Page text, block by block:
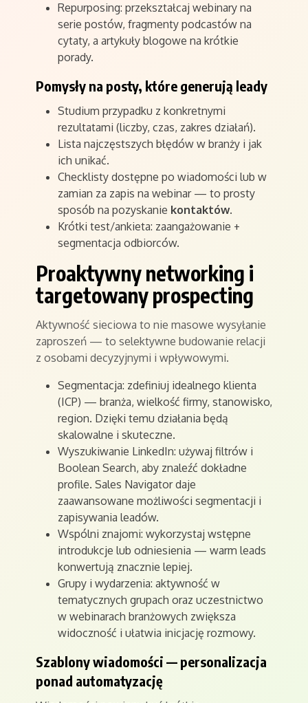
Repurposing: przekształcaj webinary na
serie postów, fragmenty podcastów na
cytaty, a artykuły blogowe na krótkie
porady.
Pomysły na posty, które generują leady
Studium przypadku z konkretnymi
rezultatami (liczby, czas, zakres działań).
Lista najczęstszych błędów w branży i jak
ich unikać.
Checklisty dostępne po wiadomości lub w
zamian za zapis na webinar — to prosty
sposób na pozyskanie kontaktów.
Krótki test/ankieta: zaangażowanie +
segmentacja odbiorców.
Proaktywny networking i
targetowany prospecting
Aktywność sieciowa to nie masowe wysyłanie
zaproszeń — to selektywne budowanie relacji
z osobami decyzyjnymi i wpływowymi.
Segmentacja: zdefiniuj idealnego klienta
(ICP) — branża, wielkość firmy, stanowisko,
region. Dzięki temu działania będą
skalowalne i skuteczne.
Wyszukiwanie LinkedIn: używaj filtrów i
Boolean Search, aby znaleźć dokładne
profile. Sales Navigator daje
zaawansowane możliwości segmentacji i
zapisywania leadów.
Wspólni znajomi: wykorzystaj wstępne
introdukcje lub odniesienia — warm leads
konwertują znacznie lepiej.
Grupy i wydarzenia: aktywność w
tematycznych grupach oraz uczestnictwo
w webinarach branżowych zwiększa
widoczność i ułatwia inicjację rozmowy.
Szablony wiadomości — personalizacja
ponad automatyzację